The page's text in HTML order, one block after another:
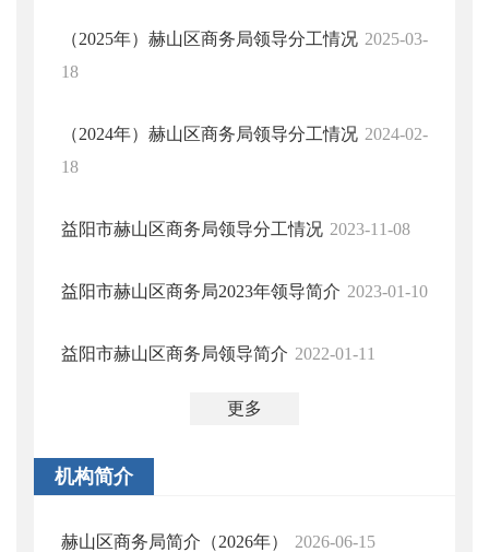
（2025年）赫山区商务局领导分工情况 2025-03-
18
（2024年）赫山区商务局领导分工情况 2024-02-
18
益阳市赫山区商务局领导分工情况 2023-11-08
益阳市赫山区商务局2023年领导简介 2023-01-10
益阳市赫山区商务局领导简介 2022-01-11
更多
机构简介
赫山区商务局简介（2026年） 2026-06-15